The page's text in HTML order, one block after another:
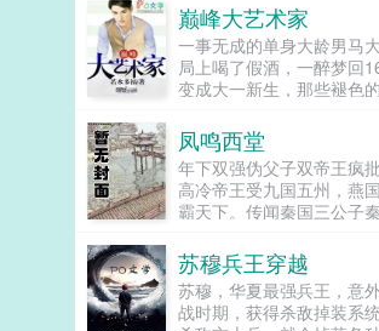
巅峰大艺术家
一事无成的单身大龄男马
局上喝了假酒，一醉梦回
变成大一新生，那些褪色
家，做导演，收藏古玩字画
凤鸣西堂
年下双强伪父子双帝王疯
高冷帝王受九国五州，燕
霸天下。传闻秦国三公子
心，便将他送去燕国作质子
秋，万里霜寒。秦诏乖顺，
宠溺，于及冠年放他归去
月后，他竟扫平障碍，弑
苏穆兵王穿越
苏穆，华夏最强兵王，意
战时期，获得杀敌掉装系